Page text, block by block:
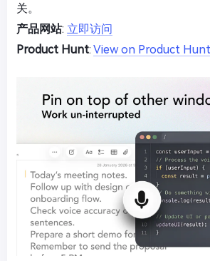
关。
产品网站: 立即访问
Product Hunt: View on Product Hunt